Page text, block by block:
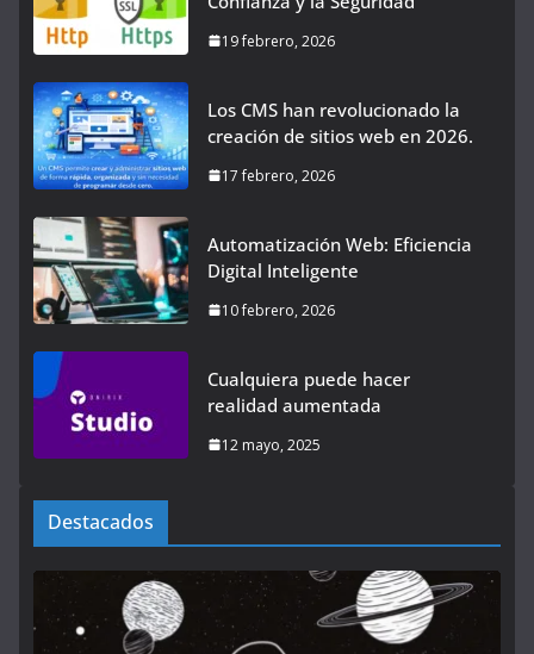
19 febrero, 2026
Los CMS han revolucionado la
creación de sitios web en 2026.
17 febrero, 2026
Automatización Web: Eficiencia
Digital Inteligente
10 febrero, 2026
Cualquiera puede hacer
realidad aumentada
12 mayo, 2025
Destacados